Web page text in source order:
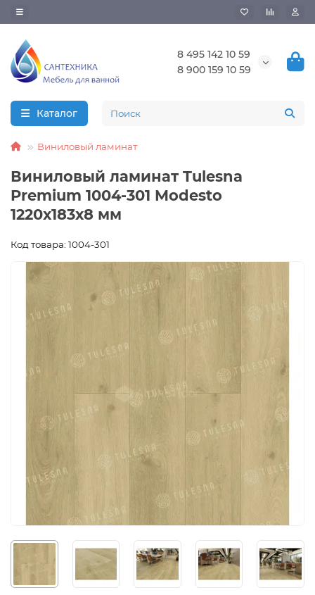
8 495 142 10 59
8 900 159 10 59
Каталог
Виниловый ламинат
Виниловый ламинат Tulesna
Premium 1004-301 Modesto
1220х183х8 мм
Код товара: 1004-301